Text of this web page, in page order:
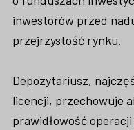
inwestorów przed
przejrzystość rynku.
Depozytariusz,
licencji, przechowuje
prawidłowość